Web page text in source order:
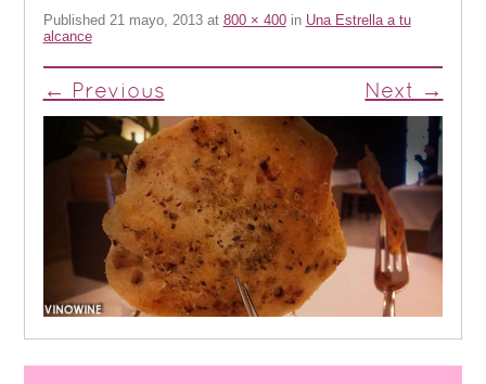
Published 21 mayo, 2013at 800 × 400in Una Estrella a tu
alcance
← Previous Next →